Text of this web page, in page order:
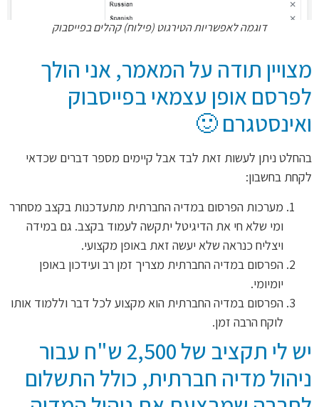
דוגמה לאפשריות הטירגוט (פילוח) קהלים בפייסבוק
מצויין תודה על המאמר, אני הולך
לפרסם אופן עצמאי בפייסבוק
ואינסטגרם 🙂
בהחלט ניתן לעשות זאת לבד אבל קיימים מספר דברים שכדאי
לקחת בחשבון:
מערכות הפרסום במדיה החברתית מתעדכנות בקצב מסחרר
ומי שלא חי את הדיגיטל יתקשה לעמוד בקצב. גם במידה
ויצליח כנראה שלא יעשה זאת באופן מקצועי.
הפרסום במדיה החברתית מצריך זמן רב ועידכון באופן
יומיומי.
הפרסום במדיה החברתית הוא מקצוע לכל דבר וללמוד אותו
לוקח הרבה זמן.
יש לי תקציב של 2,500 ש"ח עבור
ניהול מדיה חברתית, כולל התשלום